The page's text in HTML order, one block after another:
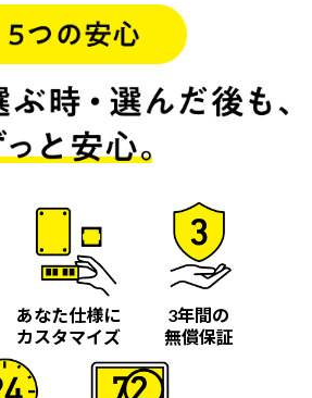
MousePro 学習向けパソコン
AIおすすめパソコン
おすすめ目玉パソコン
今イチオシのパソコンをピ
あなた仕様に
カスタマイズ
3年間の
無償保証